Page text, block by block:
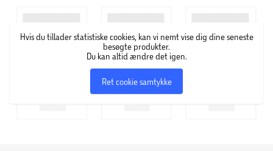
Hvis du tillader statistiske cookies, kan vi nemt vise dig dine seneste
besøgte produkter.
Du kan altid ændre det igen.
Ret cookie samtykke